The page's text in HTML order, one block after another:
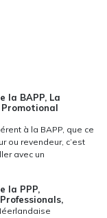
la BAPP, La
à la BAPP, que ce
ou revendeur, c’est
avec un
la PPP,